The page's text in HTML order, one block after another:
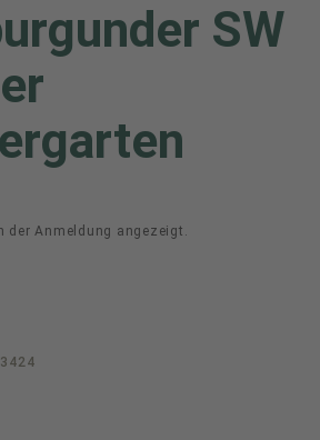
SW
der Anmeldung angezeigt.